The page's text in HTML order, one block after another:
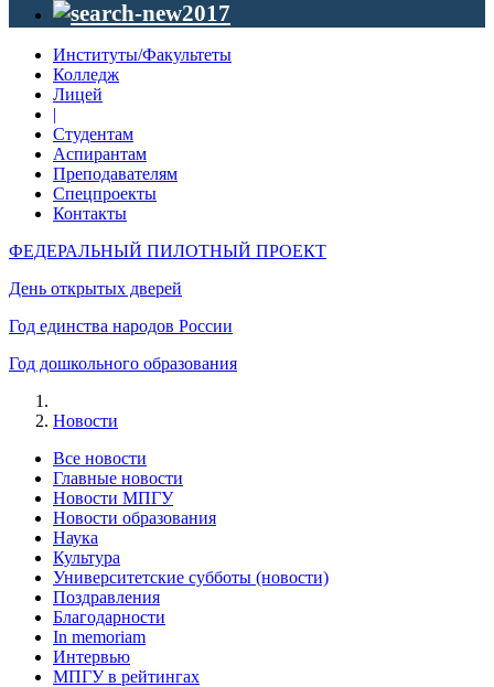
Институты/Факультеты
Колледж
Лицей
|
Студентам
Аспирантам
Преподавателям
Спецпроекты
Контакты
ФЕДЕРАЛЬНЫЙ ПИЛОТНЫЙ ПРОЕКТ
День открытых дверей
Год единства народов России
Год дошкольного образования
Новости
Все новости
Главные новости
Новости МПГУ
Новости образования
Наука
Культура
Университетские субботы (новости)
Поздравления
Благодарности
In memoriam
Интервью
МПГУ в рейтингах